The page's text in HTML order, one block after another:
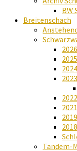
BW
Breitenschach
2026
2025
2024
2023
2022
2021
2019
2018
Tandem-